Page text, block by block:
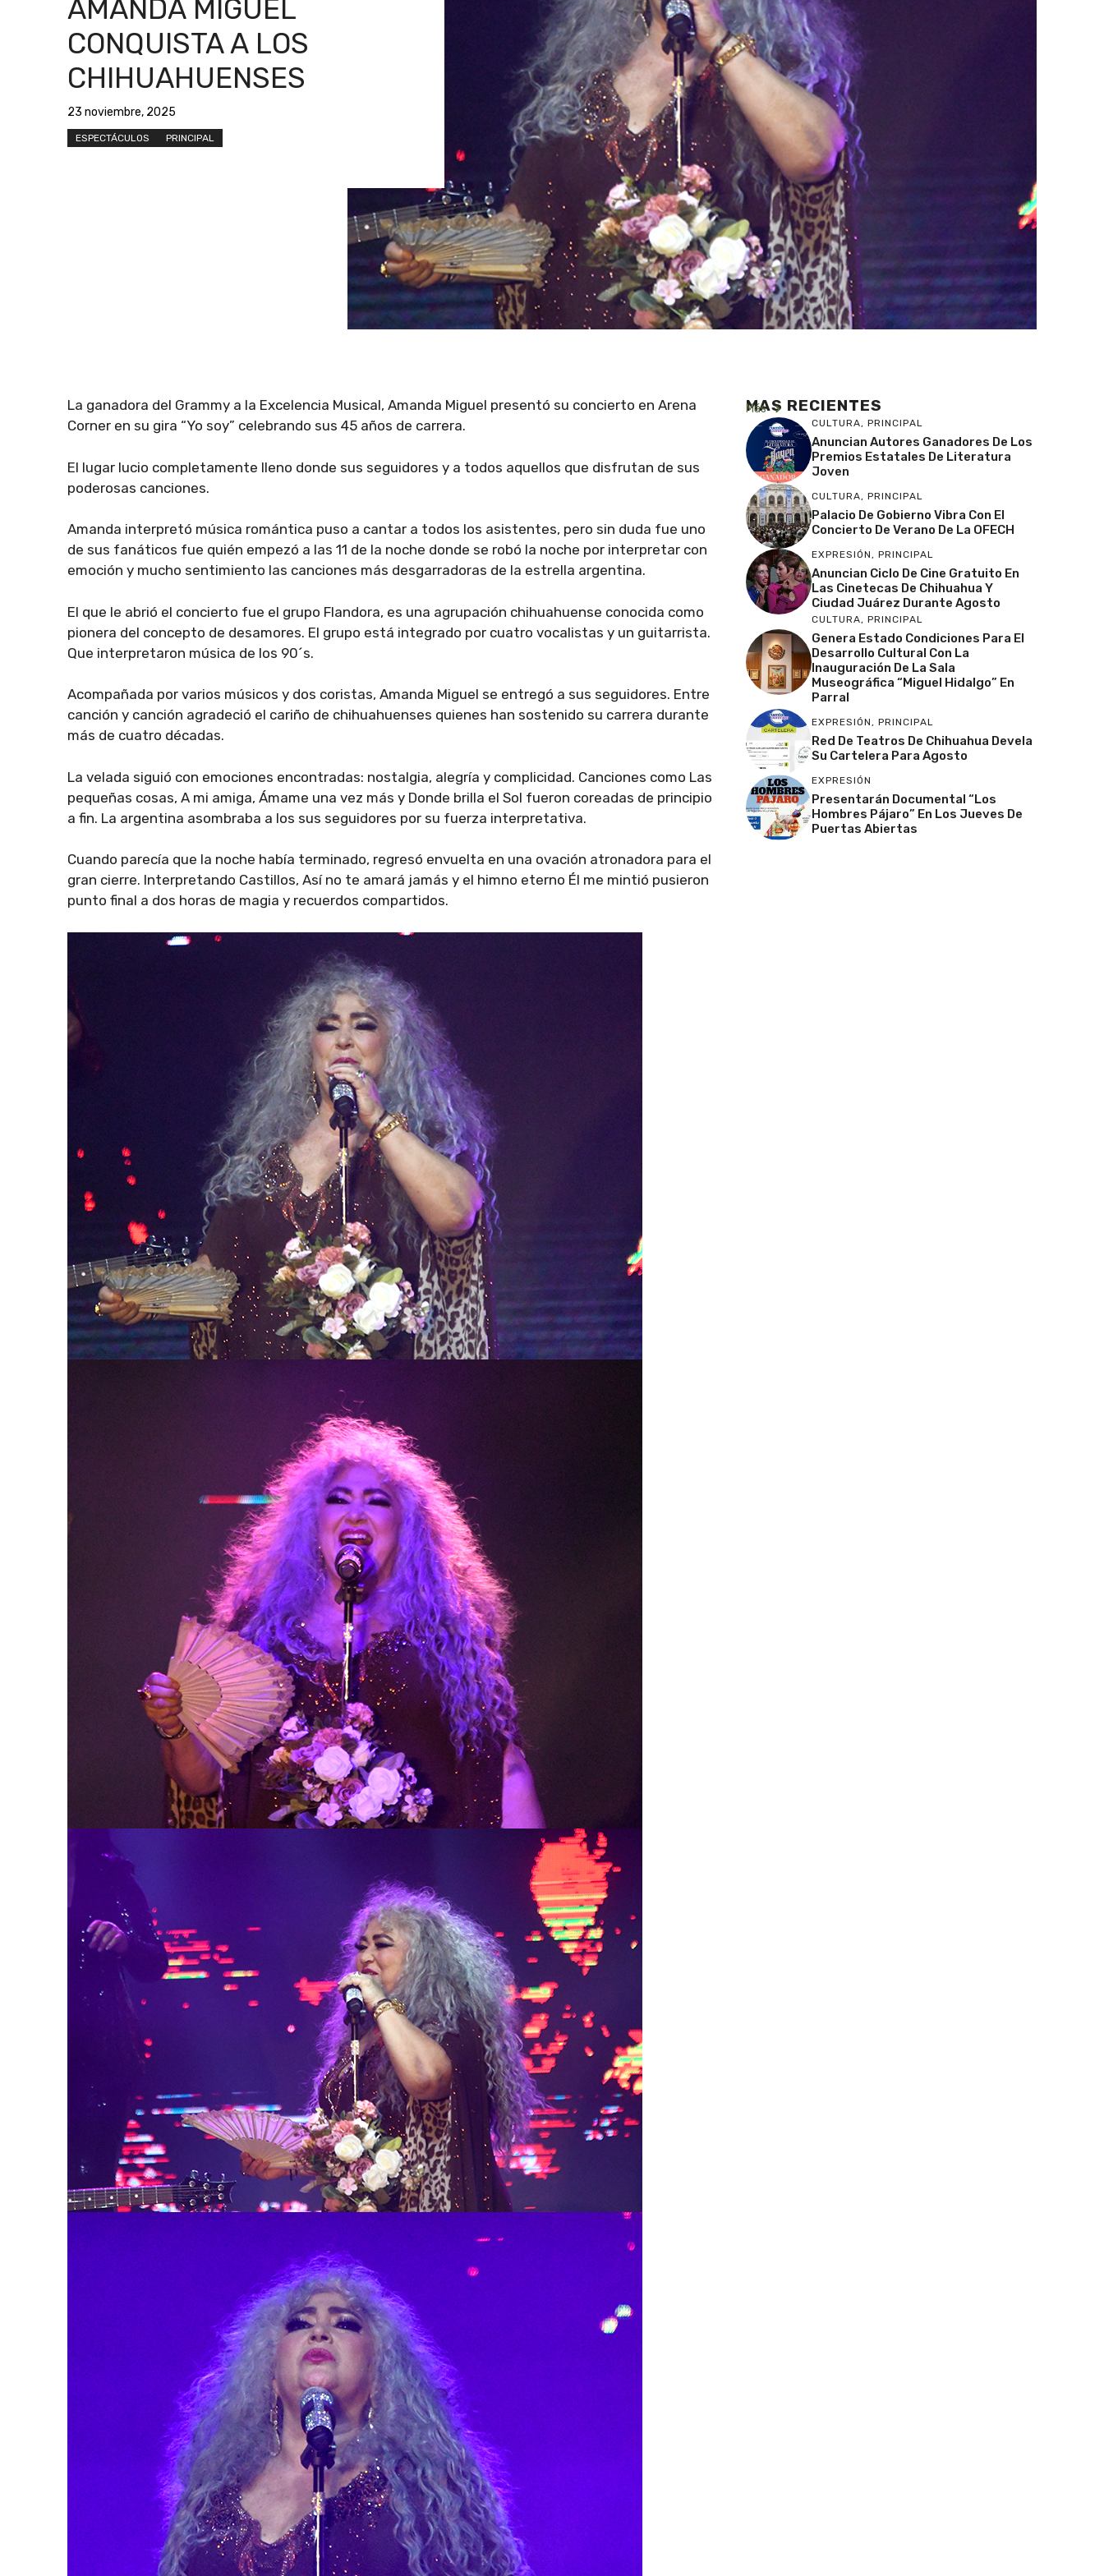
AMANDA MIGUEL
CONQUISTA A LOS
CHIHUAHUENSES
23 noviembre, 2025
ESPECTÁCULOS PRINCIPAL
La ganadora del Grammy a la Excelencia Musical, Amanda Miguel presentó su concierto en Arena
Corner en su gira “Yo soy” celebrando sus 45 años de carrera.
El lugar lucio completamente lleno donde sus seguidores y a todos aquellos que disfrutan de sus
poderosas canciones.
Amanda interpretó música romántica puso a cantar a todos los asistentes, pero sin duda fue uno
de sus fanáticos fue quién empezó a las 11 de la noche donde se robó la noche por interpretar con
emoción y mucho sentimiento las canciones más desgarradoras de la estrella argentina.
El que le abrió el concierto fue el grupo Flandora, es una agrupación chihuahuense conocida como
pionera del concepto de desamores. El grupo está integrado por cuatro vocalistas y un guitarrista.
Que interpretaron música de los 90´s.
Acompañada por varios músicos y dos coristas, Amanda Miguel se entregó a sus seguidores. Entre
canción y canción agradeció el cariño de chihuahuenses quienes han sostenido su carrera durante
más de cuatro décadas.
La velada siguió con emociones encontradas: nostalgia, alegría y complicidad. Canciones como Las
pequeñas cosas, A mi amiga, Ámame una vez más y Donde brilla el Sol fueron coreadas de principio
a fin. La argentina asombraba a los sus seguidores por su fuerza interpretativa.
Cuando parecía que la noche había terminado, regresó envuelta en una ovación atronadora para el
gran cierre. Interpretando Castillos, Así no te amará jamás y el himno eterno Él me mintió pusieron
punto final a dos horas de magia y recuerdos compartidos.
MAS RECIENTES
Más
CULTURA, PRINCIPAL
Anuncian Autores Ganadores De Los
Premios Estatales De Literatura
Joven
CULTURA, PRINCIPAL
Palacio De Gobierno Vibra Con El
Concierto De Verano De La OFECH
EXPRESIÓN, PRINCIPAL
Anuncian Ciclo De Cine Gratuito En
Las Cinetecas De Chihuahua Y
Ciudad Juárez Durante Agosto
CULTURA, PRINCIPAL
Genera Estado Condiciones Para El
Desarrollo Cultural Con La
Inauguración De La Sala
Museográfica “Miguel Hidalgo” En
Parral
EXPRESIÓN, PRINCIPAL
Red De Teatros De Chihuahua Devela
Su Cartelera Para Agosto
EXPRESIÓN
Presentarán Documental “Los
Hombres Pájaro” En Los Jueves De
Puertas Abiertas